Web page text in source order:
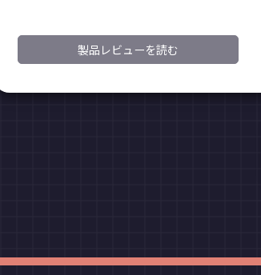
製品レビューを読む